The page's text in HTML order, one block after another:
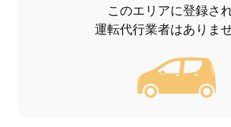
このエリアに登録さ
運転代行業者はありませ